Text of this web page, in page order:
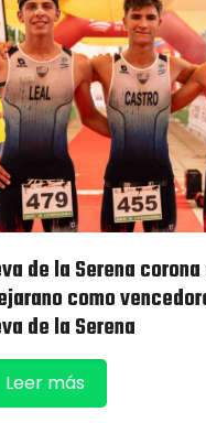
de la Serena
como
de la Serena
Leer más